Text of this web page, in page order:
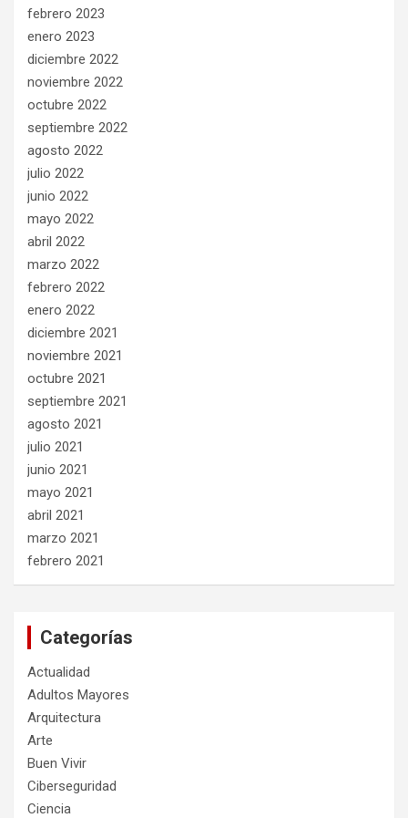
febrero 2023
enero 2023
diciembre 2022
noviembre 2022
octubre 2022
septiembre 2022
agosto 2022
julio 2022
junio 2022
mayo 2022
abril 2022
marzo 2022
febrero 2022
enero 2022
diciembre 2021
noviembre 2021
octubre 2021
septiembre 2021
agosto 2021
julio 2021
junio 2021
mayo 2021
abril 2021
marzo 2021
febrero 2021
Categorías
Actualidad
Adultos Mayores
Arquitectura
Arte
Buen Vivir
Ciberseguridad
Ciencia